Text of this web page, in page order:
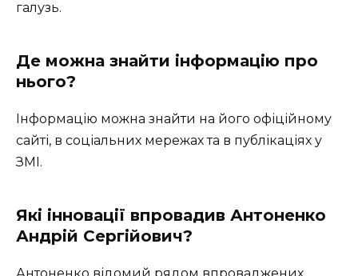
галузь.
Де можна знайти інформацію про
нього?
Інформацію можна знайти на його офіційному
сайті, в соціальних мережах та в публікаціях у
ЗМІ.
Які інновації впровадив Антоненко
Андрій Сергійович?